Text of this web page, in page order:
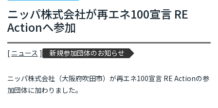
ニュース
イベント情報
プレスリリース
再エネ100宣言 RE Action の最新情報
ニッパ株式会社が再エネ100宣言 RE
Actionへ参加
[ ニュース ] 新規参加団体のお知らせ
ニッパ株式会社（大阪府吹田市）が再エネ100宣言 RE Actionの参
加団体に加わりました。